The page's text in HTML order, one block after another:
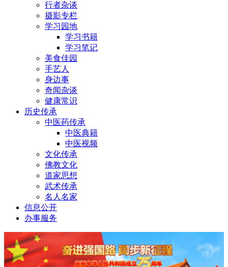
行者杂谈
摄影专栏
学习园地
学习书籍
学习笔记
美食佳园
手艺人
身边事
奇闻杂谈
健康常识
历史传承
中医药传承
中医典籍
中医视频
文化传承
佛教文化
道家思想
武术传承
名人名家
信息公开
办事服务